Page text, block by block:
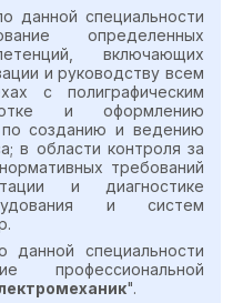
данной специальности
определенных
включающих
и руководству всем
с полиграфическим
и оформлению
созданию и ведению
в области контроля за
требований
и диагностике
и систем
данной специальности
профессиональной
".